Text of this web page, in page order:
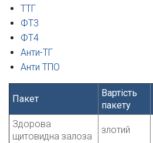
ТТГ
ФТ3
ФТ4
Анти-ТГ
Анти ТПО
Пакет
Вартість
пакету
Здорова
щитовидна залоза
злотий